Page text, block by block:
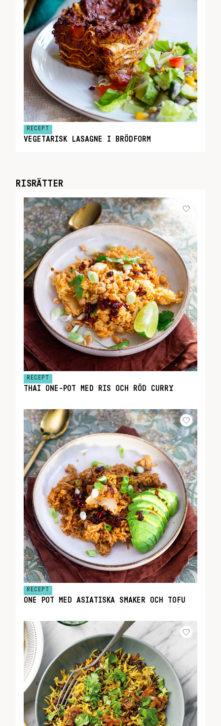
RECEPT
VEGETARISK LASAGNE I BRÖDFORM
RISRÄTTER
RECEPT
THAI ONE-POT MED RIS OCH RÖD CURRY
RECEPT
ONE POT MED ASIATISKA SMAKER OCH TOFU